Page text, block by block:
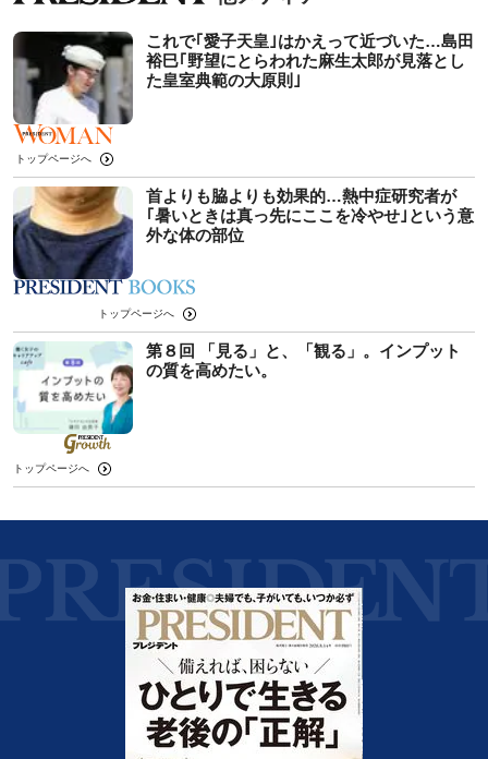
これで｢愛子天皇｣はかえって近づいた…島田
裕巳｢野望にとらわれた麻生太郎が見落とし
た皇室典範の大原則｣
トップページへ
首よりも脇よりも効果的…熱中症研究者が
｢暑いときは真っ先にここを冷やせ｣という意
外な体の部位
トップページへ
第８回 「見る」と、「観る」。インプット
の質を高めたい。
トップページへ